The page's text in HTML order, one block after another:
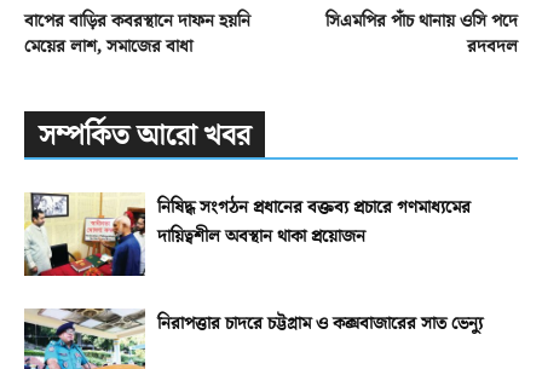
বাপের বাড়ির কবরস্থানে দাফন হয়নি
মেয়ের লাশ, সমাজের বাধা
সিএমপির পাঁচ থানায় ওসি পদে
রদবদল
সম্পর্কিত আরো খবর
নিষিদ্ধ সংগঠন প্রধানের বক্তব্য প্রচারে গণমাধ্যমের
দায়িত্বশীল অবস্থান থাকা প্রয়োজন
নিরাপত্তার চাদরে চট্টগ্রাম ও কক্সবাজারের সাত ভেন্যু